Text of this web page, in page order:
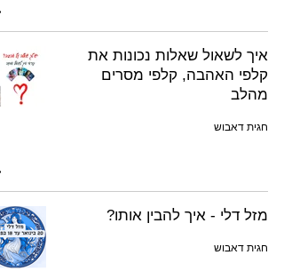
איך לשאול שאלות נכונות את
קלפי האהבה, קלפי מסרים
מהלב
חגית דאבוש
מזל דלי - איך להבין אותו?
חגית דאבוש